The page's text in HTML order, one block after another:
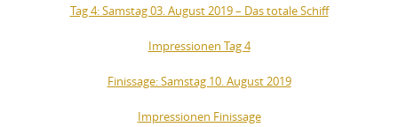
Tag 4: Samstag 03. August 2019 – Das totale Schiff
Impressionen Tag 4
Finissage: Samstag 10. August 2019
Impressionen Finissage